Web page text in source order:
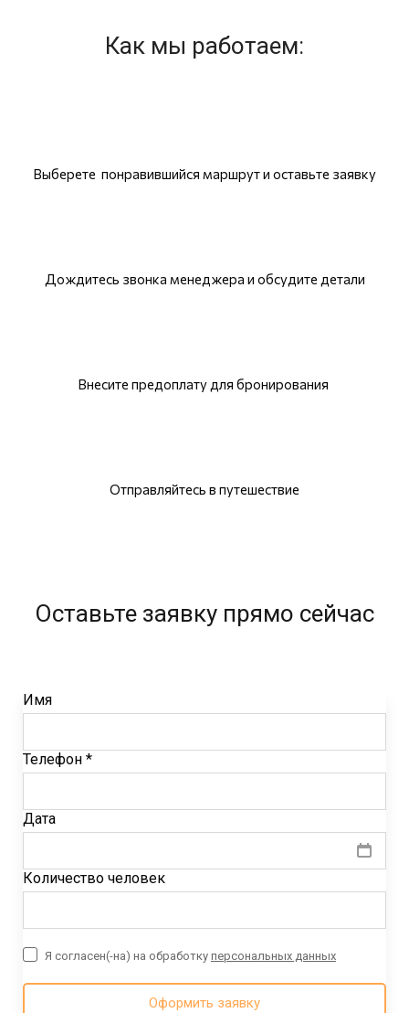
Как мы работаем:
Выберете понравившийся маршрут и оставьте заявку
Дождитесь звонка менеджера и обсудите детали
Внесите предоплату для бронирования
Отправляйтесь в путешествие
Оставьте заявку прямо сейчас
Имя
Телефон *
Дата
Количество человек
Оформить заявку
Я согласен(-на) на обработку персональных данных